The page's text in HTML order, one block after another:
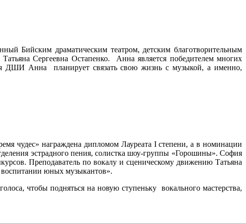
Бийским драматическим театром, детским благотворительным
Сергеевна Остапенко. Анна является победителем многих
ДШИ Анна планирует связать свою жизнь с музыкой, а именно,
чудес» награждена дипломом Лауреата I степени, а в номинации
эстрадного пения, солистка шоу-группы «Горошины». София
Преподаватель по вокалу и сценическому движению Татьяна
воспитании юных музыкантов».
чтобы подняться на новую ступеньку вокального мастерства,